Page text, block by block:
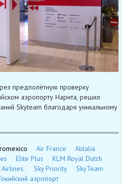
предполётную проверку
аэропорту Нарита, решил
Skyteam благодаря уникальному
Air France
Alitalia
Elite Plus
KLM Royal Dutch
Sky Priority
SkyTeam
аэропорт